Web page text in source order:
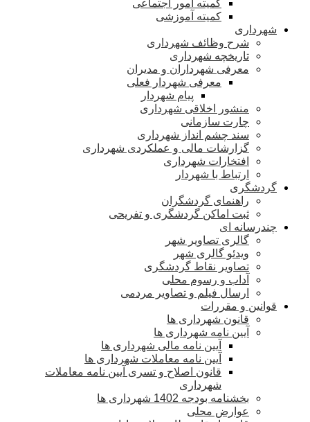
کمیته امور اجتماعی
کمیته آموزشی
شهرداری
شرح وظائف شهرداری
تاریخچه شهرداری
معرفی شهرداران و مدیران
معرفی شهردار فعلی
پیام شهردار
منشور اخلاقی شهرداری
چارت سازمانی
سند چشم انداز شهرداری
گزارشات مالی و عملکردی شهرداری
افتخارات شهرداری
ارتباط با شهردار
گردشگری
راهنمای گردشگران
ثبت اماکن گردشگری و تفریحی
چندرسانه ای
گالری تصاویر شهر
ویدئو گالری شهر
تصاویر نقاط گردشگری
آداب و رسوم محلی
ارسال فیلم و تصاویر مردمی
قوانین و مقررات
قانون شهرداری ها
آیین نامه شهرداری ها
آیین نامه مالی شهرداری ها
آیین نامه معاملات شهرداری ها
قانون اصلاح و تسری آیین نامه معاملات
شهرداری
بخشنامه بودجه 1402 شهرداری ها
عوارض محلی